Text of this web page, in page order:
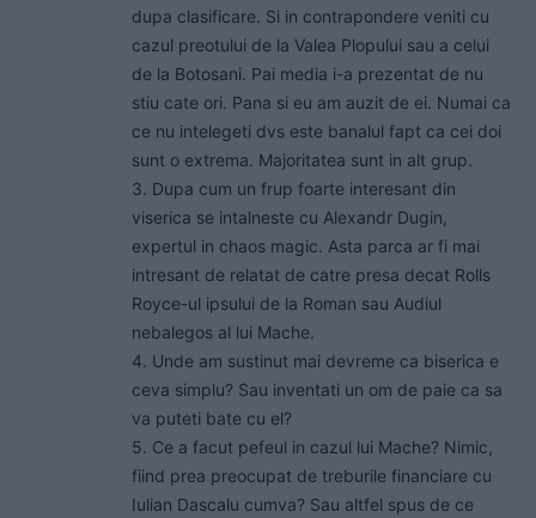
dupa clasificare. Si in contrapondere veniti cu
cazul preotului de la Valea Plopului sau a celui
de la Botosani. Pai media i-a prezentat de nu
stiu cate ori. Pana si eu am auzit de ei. Numai ca
ce nu intelegeti dvs este banalul fapt ca cei doi
sunt o extrema. Majoritatea sunt in alt grup.
3. Dupa cum un frup foarte interesant din
viserica se intalneste cu Alexandr Dugin,
expertul in chaos magic. Asta parca ar fi mai
intresant de relatat de catre presa decat Rolls
Royce-ul ipsului de la Roman sau Audiul
nebalegos al lui Mache.
4. Unde am sustinut mai devreme ca biserica e
ceva simplu? Sau inventati un om de paie ca sa
va puteti bate cu el?
5. Ce a facut pefeul in cazul lui Mache? Nimic,
fiind prea preocupat de treburile financiare cu
Iulian Dascalu cumva? Sau altfel spus de ce